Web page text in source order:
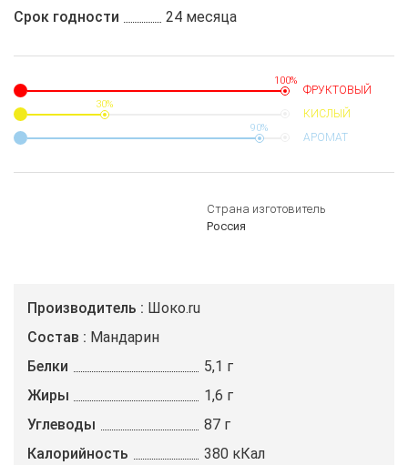
Срок годности
24 месяца
100%
ФРУКТОВЫЙ
30%
КИСЛЫЙ
90%
АРОМАТ
Страна изготовитель
Россия
Производитель
Шоко.ru
Состав
Мандарин
Белки
5,1 г
Жиры
1,6 г
Углеводы
87 г
Калорийность
380 кКал